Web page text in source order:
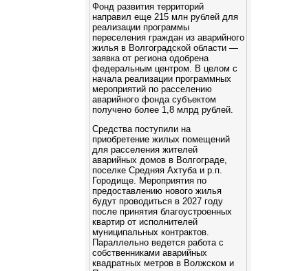
Фонд развития территорий
направил еще 215 млн рублей для
реализации программы
переселения граждан из аварийного
жилья в Волгоградской области —
заявка от региона одобрена
федеральным центром. В целом с
начала реализации программных
мероприятий по расселению
аварийного фонда субъектом
получено более 1,8 млрд рублей.
Средства поступили на
приобретение жилых помещений
для расселения жителей
аварийных домов в Волгограде,
поселке Средняя Ахтуба и р.п.
Городище. Мероприятия по
предоставлению нового жилья
будут проводиться в 2027 году
после принятия благоустроенных
квартир от исполнителей
муниципальных контрактов.
Параллельно ведется работа с
собственниками аварийных
квадратных метров в Волжском и